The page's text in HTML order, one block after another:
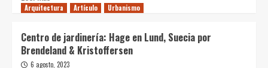
más
de
la
India
Arquitectura Artículo Urbanismo
Centro de jardinería: Hage en Lund, Suecia por
Brendeland & Kristoffersen
6 agosto, 2023